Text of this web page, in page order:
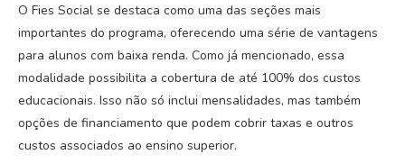
O Fies Social se destaca como uma das seções mais
importantes do programa, oferecendo uma série de vantagens
para alunos com baixa renda. Como já mencionado, essa
modalidade possibilita a cobertura de até 100% dos custos
educacionais. Isso não só inclui mensalidades, mas também
opções de financiamento que podem cobrir taxas e outros
custos associados ao ensino superior.